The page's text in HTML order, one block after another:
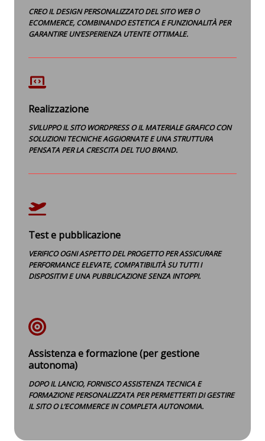
CREO IL DESIGN PERSONALIZZATO DEL SITO WEB O
ECOMMERCE, COMBINANDO ESTETICA E FUNZIONALITÀ PER
GARANTIRE UN’ESPERIENZA UTENTE OTTIMALE.
Realizzazione
SVILUPPO IL SITO WORDPRESS O IL MATERIALE GRAFICO CON
SOLUZIONI TECNICHE AGGIORNATE E UNA STRUTTURA
PENSATA PER LA CRESCITA DEL TUO BRAND.
Test e pubblicazione
VERIFICO OGNI ASPETTO DEL PROGETTO PER ASSICURARE
PERFORMANCE ELEVATE, COMPATIBILITÀ SU TUTTI I
DISPOSITIVI E UNA PUBBLICAZIONE SENZA INTOPPI.
Assistenza e formazione (per gestione
autonoma)
DOPO IL LANCIO, FORNISCO ASSISTENZA TECNICA E
FORMAZIONE PERSONALIZZATA PER PERMETTERTI DI GESTIRE
IL SITO O L’ECOMMERCE IN COMPLETA AUTONOMIA.